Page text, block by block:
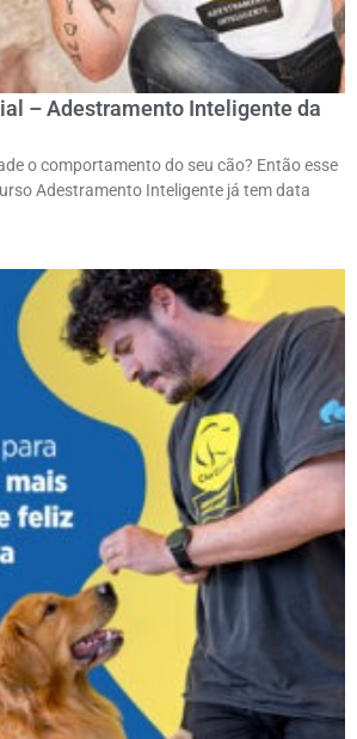
– Adestramento Inteligente da
o comportamento do seu cão? Então esse
Adestramento Inteligente já tem data